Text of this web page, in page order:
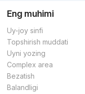
Eng muhimi
Uy-joy sinfi
Topshirish muddati
Uyni yozing
Complex area
Bezatish
Balandligi